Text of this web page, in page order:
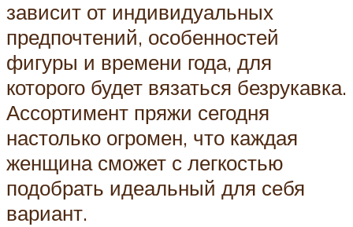
зависит от индивидуальных
предпочтений, особенностей
фигуры и времени года, для
которого будет вязаться безрукавка.
Ассортимент пряжи сегодня
настолько огромен, что каждая
женщина сможет с легкостью
подобрать идеальный для себя
вариант.